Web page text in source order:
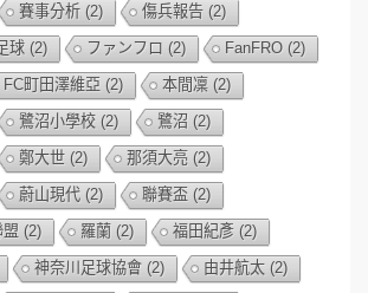
賽事分析 (2) 傷兵報告 (2)
球 (2) ファンフロ (2) FanFRO (2)
FC町田澤維亞 (2) 本間凜 (2)
鷺沼小學校 (2) 鷺沼 (2)
鄭大世 (2) 那須大亮 (2)
蔚山現代 (2) 聯賽盃 (2)
(2) 羅蘭 (2) 福田紀彥 (2)
神奈川足球協會 (2) 由井航太 (2)